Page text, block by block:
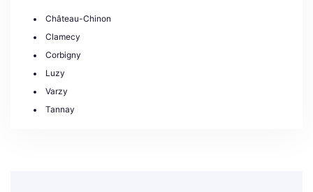
Château-Chinon
Clamecy
Corbigny
Luzy
Varzy
Tannay